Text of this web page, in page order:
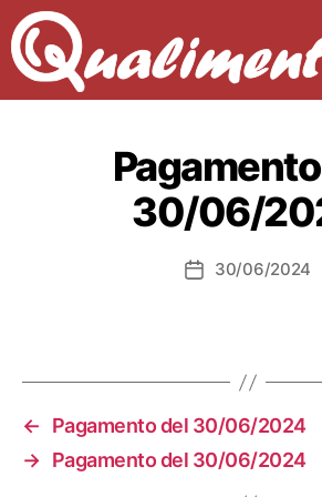
30/06/
Data30/06/2024
←
Pagamento del 30/06/2024
→ Pagamento del 30/06/2024